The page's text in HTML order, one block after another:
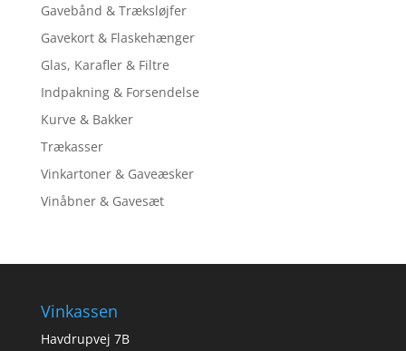
Gavebånd & Træksløjfer
Gavekort & Flaskehænger
Glas, Karafler & Filtre
Indpakning & Forsendelse
Kurve & Bakker
Trækasser
Vinkartoner & Gaveæsker
Vinåbner & Gavesæt
Vinkassen
Havdrupvej 7B